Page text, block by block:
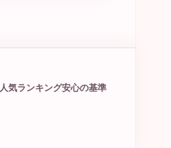
人気ランキング安心の基準